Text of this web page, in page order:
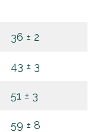
36 ± 2
43 ± 3
51 ± 3
59 ± 8